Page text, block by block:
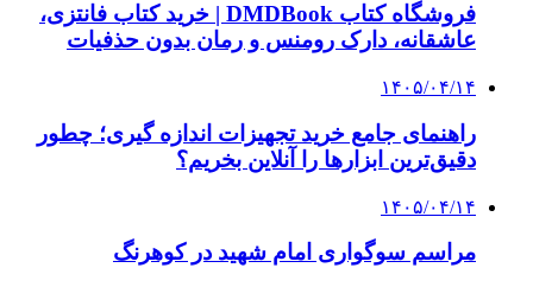
فروشگاه کتاب DMDBook | خرید کتاب فانتزی،
عاشقانه، دارک رومنس و رمان بدون حذفیات
۱۴۰۵/۰۴/۱۴
راهنمای جامع خرید تجهیزات اندازه گیری؛ چطور
دقیق‌ترین ابزارها را آنلاین بخریم؟
۱۴۰۵/۰۴/۱۴
مراسم سوگواری امام شهید در کوهرنگ